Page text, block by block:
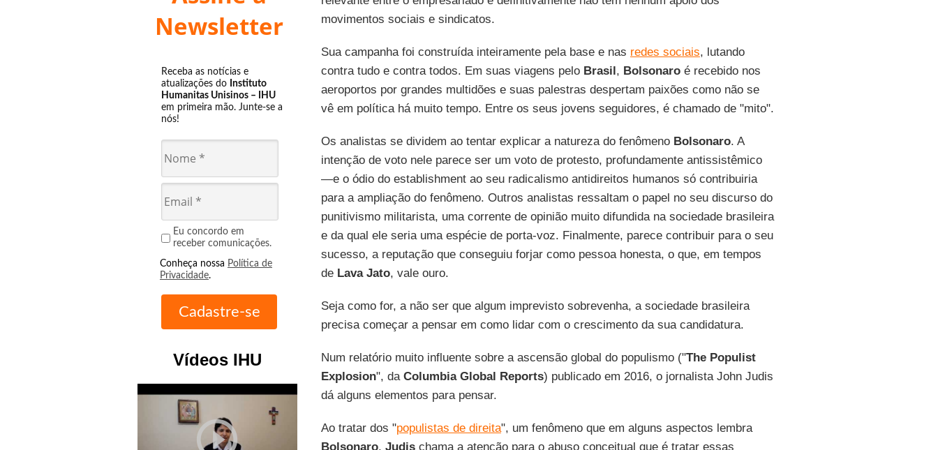
Newsletter
Receba as notícias e
atualizações do Instituto
Humanitas Unisinos – IHU
em primeira mão. Junte-se a
nós!
Eu concordo em
receber comunicações.
Conheça nossa Política de
Privacidade.
Vídeos IHU
play_circle_outline
movimentos sociais e sindicatos.
Sua campanha foi construída inteiramente pela base e nas redes sociais, lutando
contra tudo e contra todos. Em suas viagens pelo Brasil, Bolsonaroé recebido nos
aeroportos por grandes multidões e suas palestras despertam paixões como não se
vê em política há muito tempo. Entre os seus jovens seguidores, é chamado de "mito".
Os analistas se dividem ao tentar explicar a natureza do fenômeno Bolsonaro. A
intenção de voto nele parece ser um voto de protesto, profundamente antissistêmico
—e o ódio do establishment ao seu radicalismo antidireitos humanos só contribuiria
para a ampliação do fenômeno. Outros analistas ressaltam o papel no seu discurso do
punitivismo militarista, uma corrente de opinião muito difundida na sociedade brasileira
e da qual ele seria uma espécie de porta-voz. Finalmente, parece contribuir para o seu
sucesso, a reputação que conseguiu forjar como pessoa honesta, o que, em tempos
de Lava Jato, vale ouro.
Seja como for, a não ser que algum imprevisto sobrevenha, a sociedade brasileira
precisa começar a pensar em como lidar com o crescimento da sua candidatura.
Num relatório muito influente sobre a ascensão global do populismo ("The Populist
Explosion", da Columbia Global Reports) publicado em 2016, o jornalista John Judis
dá alguns elementos para pensar.
Ao tratar dos "populistas de direita", um fenômeno que em alguns aspectos lembra
Bolsonaro, Judischama a atenção para o abuso conceitual que é tratar essas